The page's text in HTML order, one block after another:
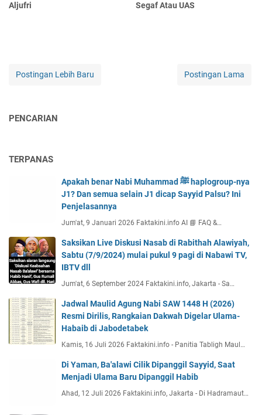
Aljufri
Segaf Atau UAS
Postingan Lebih Baru Postingan Lama
PENCARIAN
TERPANAS
Apakah benar Nabi Muhammad ﷺ haplogroup-nya
J1? Dan semua selain J1 dicap Sayyid Palsu? Ini
Penjelasannya
Jum'at, 9 Januari 2026 Faktakini.info AI 📘 FAQ &…
Saksikan Live Diskusi Nasab di Rabithah Alawiyah,
Sabtu (7/9/2024) mulai pukul 9 pagi di Nabawi TV,
IBTV dll
Jum'at, 6 September 2024 Faktakini.info, Jakarta - Sa…
Jadwal Maulid Agung Nabi SAW 1448 H (2026)
Resmi Dirilis, Rangkaian Dakwah Digelar Ulama-
Habaib di Jabodetabek
Kamis, 16 Juli 2026 Faktakini.info - Panitia Tabligh Maul…
Di Yaman, Ba'alawi Cilik Dipanggil Sayyid, Saat
Menjadi Ulama Baru Dipanggil Habib
Ahad, 12 Juli 2026 Faktakini.info, Jakarta - Di Hadramaut…